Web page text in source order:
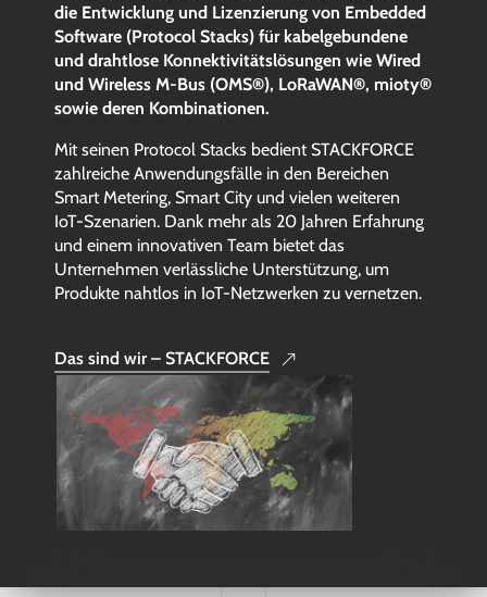
die Entwicklung und Lizenzierung von Embedded
Software (Protocol Stacks) für kabelgebundene
und drahtlose Konnektivitätslösungen wie Wired
und Wireless M-Bus (OMS®), LoRaWAN®, mioty®
sowie deren Kombinationen.
Mit seinen Protocol Stacks bedient STACKFORCE
zahlreiche Anwendungsfälle in den Bereichen
Smart Metering, Smart City und vielen weiteren
IoT-Szenarien. Dank mehr als 20 Jahren Erfahrung
und einem innovativen Team bietet das
Unternehmen verlässliche Unterstützung, um
Produkte nahtlos in IoT-Netzwerken zu vernetzen.
Das sind wir – STACKFORCE